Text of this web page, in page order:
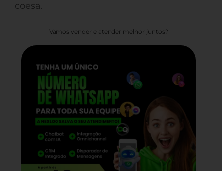
coesa.
Vamos vender e atender melhor juntos?